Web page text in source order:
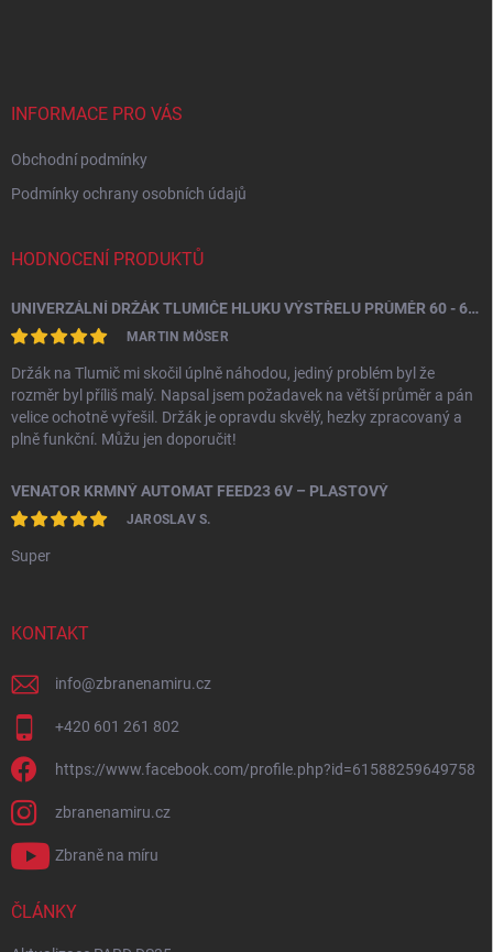
INFORMACE PRO VÁS
Obchodní podmínky
Podmínky ochrany osobních údajů
HODNOCENÍ PRODUKTŮ
UNIVERZÁLNÍ DRŽÁK TLUMIČE HLUKU VÝSTŘELU PRŮMĚR 60 - 64,5 MM
MARTIN MÖSER
Držák na Tlumič mi skočil úplně náhodou, jediný problém byl že
rozměr byl příliš malý. Napsal jsem požadavek na větší průměr a pán
velice ochotně vyřešil. Držák je opravdu skvělý, hezky zpracovaný a
plně funkční. Můžu jen doporučit!
VENATOR KRMNÝ AUTOMAT FEED23 6V – PLASTOVÝ
JAROSLAV S.
Super
KONTAKT
info@zbranenamiru.cz
+420 601 261 802
https://www.facebook.com/profile.php?id=61588259649758
zbranenamiru.cz
Zbraně na míru
ČLÁNKY